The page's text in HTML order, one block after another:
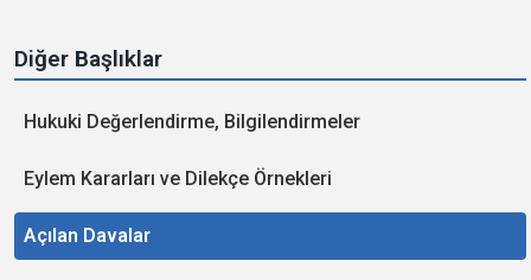
Diğer Başlıklar
Hukuki Değerlendirme, Bilgilendirmeler
Eylem Kararları ve Dilekçe Örnekleri
Açılan Davalar